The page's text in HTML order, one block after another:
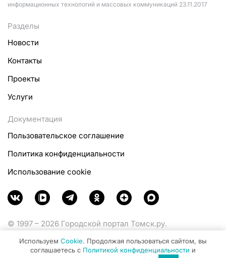
информационных технологий и массовых коммуникаций 23.11.2017
Разделы
Новости
Контакты
Проекты
Услуги
Документация
Пользовательское соглашение
Политика конфиденциальности
Использование cookie
© 1997 – 2026 Городской портал Томск.ру.
Министерства цифрового развития, связи и массовых
коммуникаций Российской Федерации.
Используем Cookie. Продолжая пользоваться сайтом, вы
соглашаетесь с Политикой конфиденциальности и